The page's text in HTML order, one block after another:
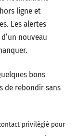
ligne et
Les alertes
nouveau
bons
de rebondir sans
privilégié pour